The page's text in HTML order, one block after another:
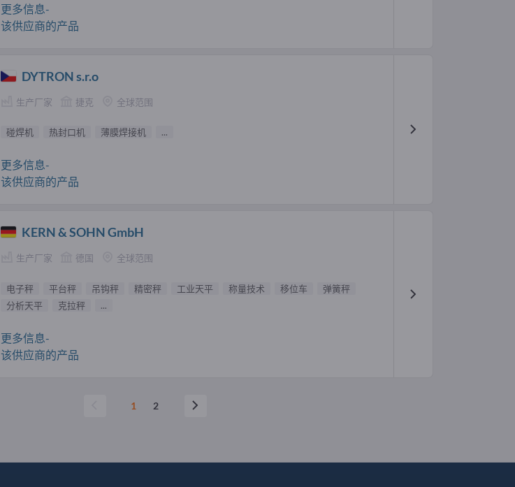
更多信息-
该供应商的产品
DYTRON s.r.o
生产厂家 捷克 全球范围
碰焊机 热封口机 薄膜焊接机 ...
更多信息-
该供应商的产品
KERN & SOHN GmbH
生产厂家 德国 全球范围
电子秤 平台秤 吊钩秤 精密秤 工业天平 称量技术 移位车
弹簧秤
分析天平
克拉秤 ...
更多信息-
该供应商的产品
1 2